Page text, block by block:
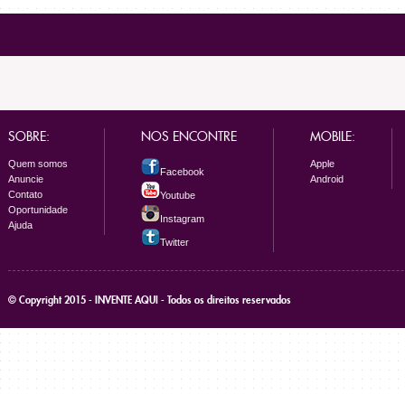
SOBRE:
Quem somos
Anuncie
Contato
Oportunidade
Ajuda
NOS ENCONTRE
Facebook
Youtube
Instagram
Twitter
MOBILE:
Apple
Android
© Copyright 2015 - INVENTE AQUI - Todos os direitos reservados